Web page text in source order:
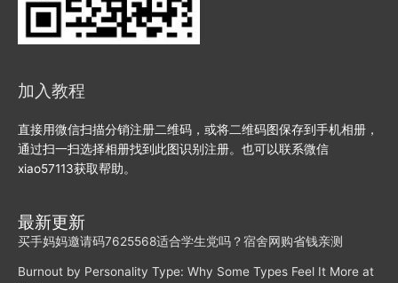
加入教程
直接用微信扫描分销注册二维码，或将二维码图保存到手机相册，
通过扫一扫选择相册找到此图识别注册。也可以联系微信
xiao57113获取帮助。
最新更新
买手妈妈邀请码7625568适合学生党吗？宿舍网购省钱亲测
Burnout by Personality Type: Why Some Types Feel It More at